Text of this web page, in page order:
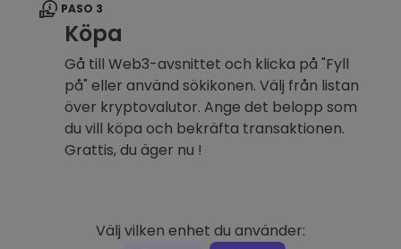
PASO 3
Köpa
Gå till Web3-avsnittet och klicka på "Fyll
på" eller använd sökikonen. Välj från listan
över kryptovalutor. Ange det belopp som
du vill köpa och bekräfta transaktionen.
Grattis, du äger nu !
Välj vilken enhet du använder: